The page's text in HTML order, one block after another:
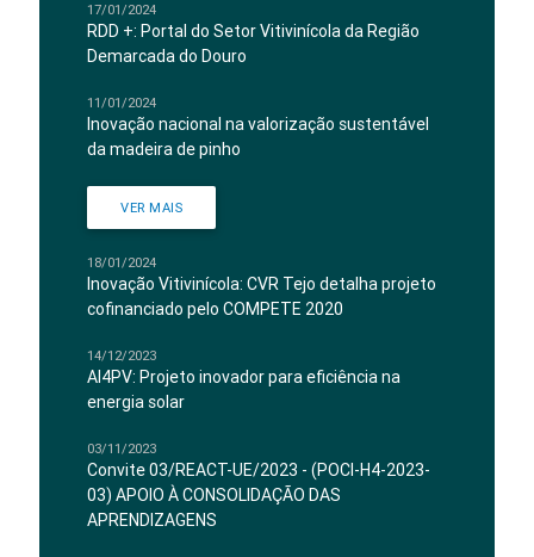
17/01/2024
RDD +: Portal do Setor Vitivinícola da Região
Demarcada do Douro
11/01/2024
Inovação nacional na valorização sustentável
da madeira de pinho
VER MAIS
18/01/2024
Inovação Vitivinícola: CVR Tejo detalha projeto
cofinanciado pelo COMPETE 2020
14/12/2023
AI4PV: Projeto inovador para eficiência na
energia solar
03/11/2023
Convite 03/REACT-UE/2023 - (POCI-H4-2023-
03) APOIO À CONSOLIDAÇÃO DAS
APRENDIZAGENS